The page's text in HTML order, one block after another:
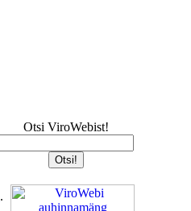
Otsi ViroWebist!
.